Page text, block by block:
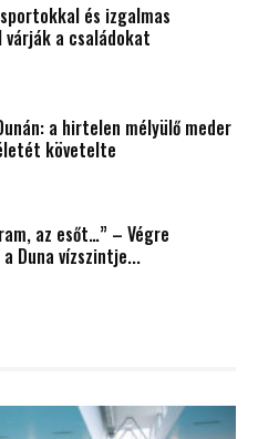
és izgalmas
várják a családokat
a hirtelen mélyülő meder
követelte
az esőt…” – Végre
Duna vízszintje...